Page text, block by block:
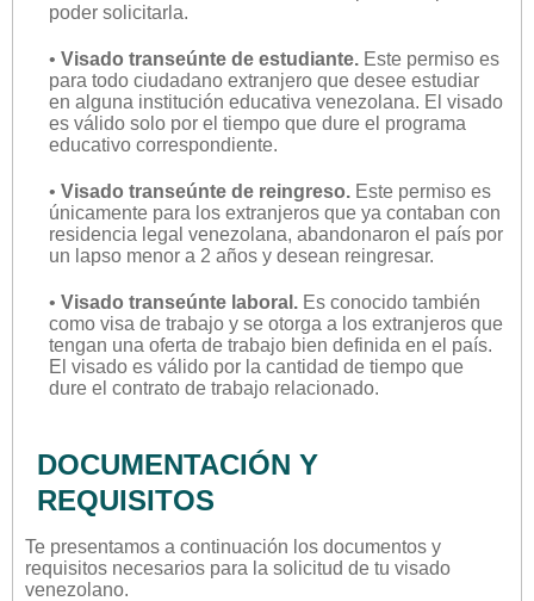
poder solicitarla.
• Visado transeúnte de estudiante. Este permiso es
para todo ciudadano extranjero que desee estudiar
en alguna institución educativa venezolana. El visado
es válido solo por el tiempo que dure el programa
educativo correspondiente.
• Visado transeúnte de reingreso. Este permiso es
únicamente para los extranjeros que ya contaban con
residencia legal venezolana, abandonaron el país por
un lapso menor a 2 años y desean reingresar.
• Visado transeúnte laboral. Es conocido también
como visa de trabajo y se otorga a los extranjeros que
tengan una oferta de trabajo bien definida en el país.
El visado es válido por la cantidad de tiempo que
dure el contrato de trabajo relacionado.
DOCUMENTACIÓN Y
REQUISITOS
Te presentamos a continuación los documentos y
requisitos necesarios para la solicitud de tu visado
venezolano.